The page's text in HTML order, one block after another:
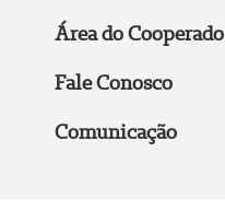
Área do Cooperado
Fale Conosco
Comunicação